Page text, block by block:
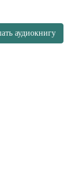
аудиокнигу